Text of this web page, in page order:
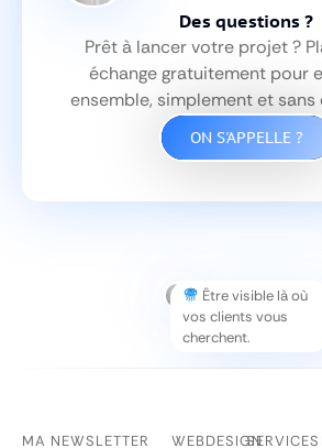
Des questions ?
Prêt à lancer votre projet ?
échange gratuitement pour
ensemble, simplement et sans
ON S'APPELLE ?
Être visible là où
vos clients vous
cherchent.
MA NEWSLETTER WEBDESIGNSERVICES